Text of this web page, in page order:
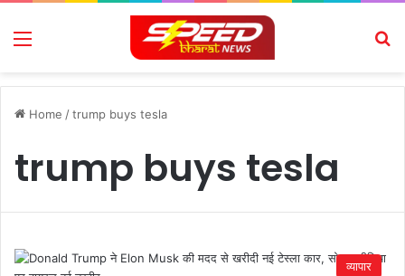
Menu
Home /trump buys tesla
trump buys tesla
व्यापार